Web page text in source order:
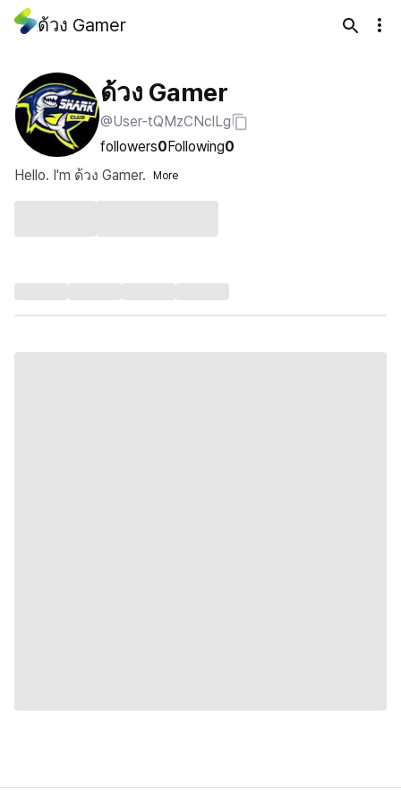
ด้วง Gamer
ด้วง Gamer
@User-tQMzCNclLg
followers0Following0
Hello. I'm ด้วง Gamer.
More